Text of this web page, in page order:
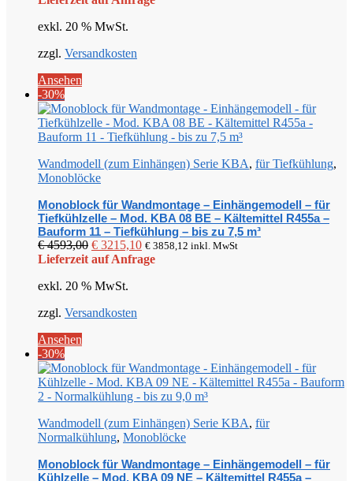
€ 6469,00
exkl. 20 % MwSt.
zzgl. Versandkosten
Ansehen
-30%
Wandmodell (zum Einhängen) Serie KBA, für Tiefkühlung,
Monoblöcke
Monoblock für Wandmontage – Einhängemodell – für
Tiefkühlzelle – Mod. KBA 08 BE – Kältemittel R455a –
Bauform 11 – Tiefkühlung – bis zu 7,5 m³
€4593,00 Ursprünglicher
Preis
€ 4593,00
€ 3215,10Aktueller
Preis
€ 3858,12 inkl. MwSt
Lieferzeit auf Anfrage
exkl. 20 % MwSt.
zzgl. Versandkosten
Ansehen
-30%
Wandmodell (zum Einhängen) Serie KBA, für
Normalkühlung, Monoblöcke
Monoblock für Wandmontage – Einhängemodell – für
Kühlzelle – Mod. KBA 09 NE – Kältemittel R455a –